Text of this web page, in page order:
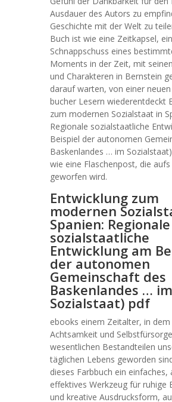
Ausdauer des Autors zu
Geschichte mit der Welt zu
Buch ist wie eine Zeitkapsel, ein
Schnappschuss eines
Moments in der Zeit, mit
und Charakteren in Bernstein
darauf warten, von einer
bucher Lesern wiederentdeckt
zum modernen Sozialstaat in
Regionale sozialstaatliche
Beispiel der autonomen
Baskenlandes … im
wie eine Flaschenpost, die
geworfen wird.
Entwicklung zum
modernen
Spanien: Regionale
sozialstaatliche
Entwicklung am
der autonomen
Gemeinschaft des
Baskenlandes … im
Sozialstaat) pdf
ebooks einem Zeitalter, in dem
Achtsamkeit und
wesentlichen Bestandteilen
täglichen Lebens geworden
dieses Farbbuch ein einfaches,
effektives Werkzeug für ruhige
und kreative Ausdrucksform,